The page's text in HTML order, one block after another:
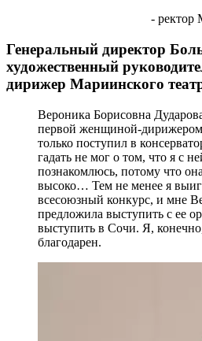
- ректор
Генеральный директор
художественный
дирижер Мариинского
Вероника Борисовна
первой женщиной-дирижером
только поступил в
гадать не мог о том, что я с
познакомлюсь, потому что
высоко… Тем не менее я
всесоюзный конкурс, и мне
предложила выступить с ее
выступить в Сочи. Я,
благодарен.